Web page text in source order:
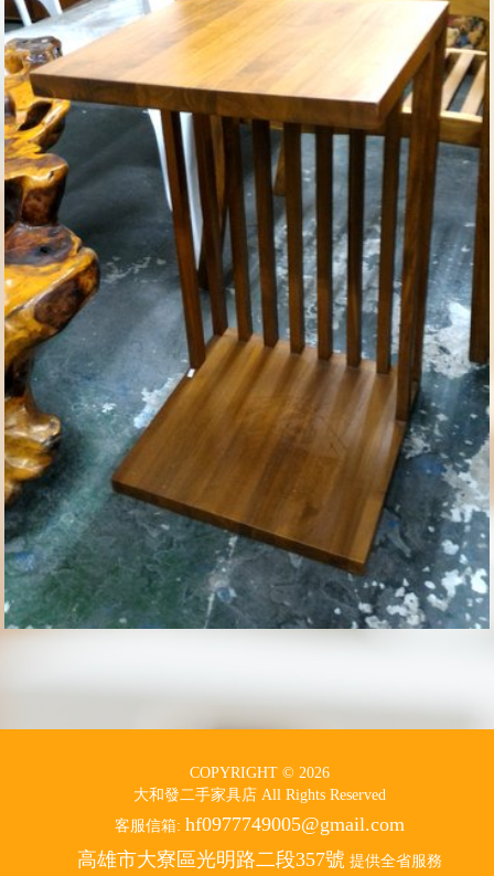
COPYRIGHT © 2026
大和發二手家具店 All Rights Reserved
客服信箱: hf0977749005@gmail.com
高雄市大寮區光明路二段357號提供全省服務